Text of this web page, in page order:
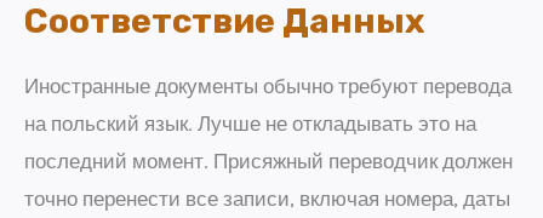
Соответствие Данных
Иностранные документы обычно требуют перевода
на польский язык. Лучше не откладывать это на
последний момент. Присяжный переводчик должен
точно перенести все записи, включая номера, даты